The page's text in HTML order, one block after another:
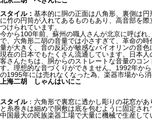
スタイル： 基本的に胴の正面は八角形、裏側は
に竹の円筒が入れてあるものもあり、高音部を
つけられています。
今から100年前、蘇州の職人さんが北京に呼ば
で、六角形二胡の音量では小さすぎて、革命の
量が大きく、音の反応が敏感なバイオリンの音
現在の日本でもたくさん流通しています。日本
客さんたちは、胴からのストレートな音量のコ
す。理想的な音づくりができません。1992年か
の1995年には売れなくなった為、楽器市場から
上海二胡 しゃんはいにこ
スタイル：六角形で裏窓に透かし彫りの花窓が
と糸巻きは細めで胴敷は底を包むように固定され
中国最大の民族楽器工場で大量に機械で生産し